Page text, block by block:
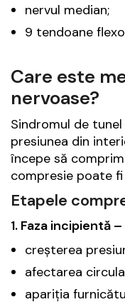
nervul median;
9 tendoane
Care este
nervoase?
Sindromul de
presiunea din
începe să
compresie poate fi
Etapele
1. Faza incipientă
creșterea
afectarea
apariția